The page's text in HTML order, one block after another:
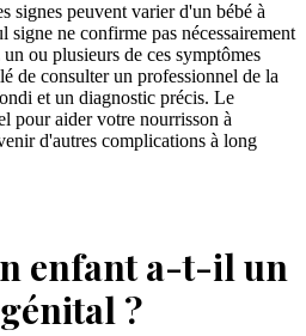
signes peuvent varier d'un bébé à
signe ne confirme pas nécessairement
ou plusieurs de ces symptômes
de consulter un professionnel de la
et un diagnostic précis. Le
pour aider votre nourrisson à
d'autres complications à long
enfant a-t-il un
?